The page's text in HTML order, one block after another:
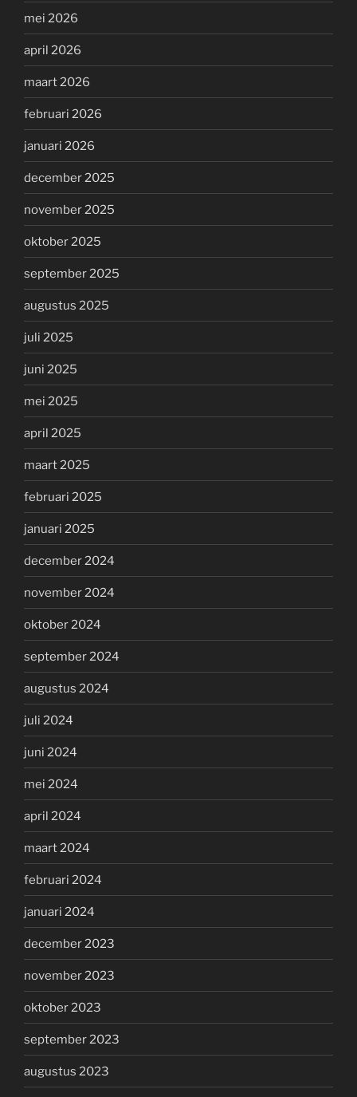
mei 2026
april 2026
maart 2026
februari 2026
januari 2026
december 2025
november 2025
oktober 2025
september 2025
augustus 2025
juli 2025
juni 2025
mei 2025
april 2025
maart 2025
februari 2025
januari 2025
december 2024
november 2024
oktober 2024
september 2024
augustus 2024
juli 2024
juni 2024
mei 2024
april 2024
maart 2024
februari 2024
januari 2024
december 2023
november 2023
oktober 2023
september 2023
augustus 2023